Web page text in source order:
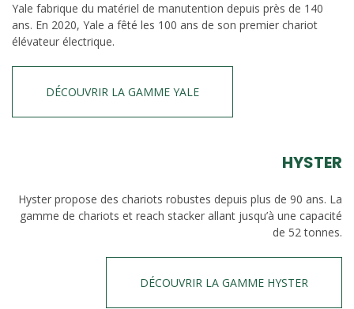
Yale fabrique du matériel de manutention depuis près de 140
ans. En 2020, Yale a fêté les 100 ans de son premier chariot
élévateur électrique.
DÉCOUVRIR LA GAMME YALE
HYSTER
Hyster propose des chariots robustes depuis plus de 90 ans. La
gamme de chariots et reach stacker allant jusqu’à une capacité
de 52 tonnes.
DÉCOUVRIR LA GAMME HYSTER